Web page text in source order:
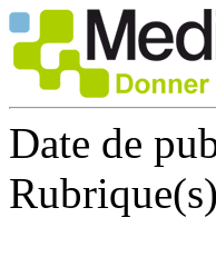
Date de